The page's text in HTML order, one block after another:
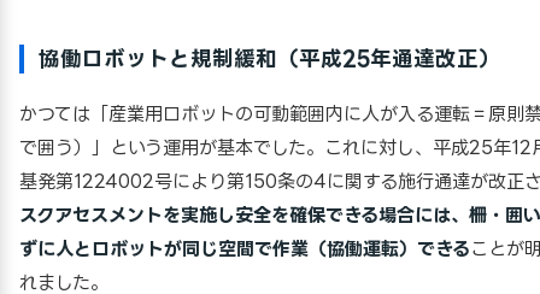
協働ロボットと規制緩和（平成25年通達改正）
かつては「産業用ロボットの可動範囲内に人が入る運転＝原則
で囲う）」という運用が基本でした。これに対し、平成25年12
基発第1224002号により第150条の4に関する施行通達が改正
スクアセスメントを実施し安全を確保できる場合には、柵・囲
ずに人とロボットが同じ空間で作業（協働運転）できることが
れました。